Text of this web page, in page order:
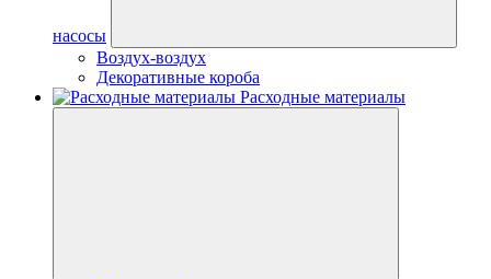
насосы
Воздух-воздух
Декоративные короба
Расходные материалы